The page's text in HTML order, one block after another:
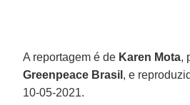
A reportagem é de Karen Mota,
Greenpeace Brasil , e
10-05-2021.